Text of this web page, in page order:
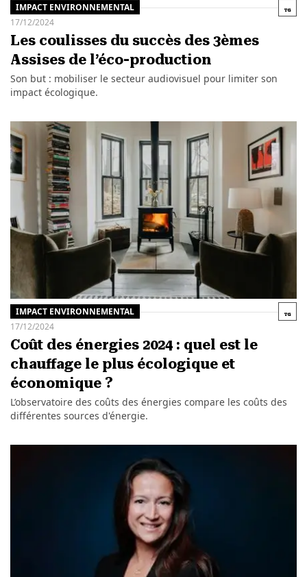
IMPACT ENVIRONNEMENTAL
17/12/2024
Les coulisses du succès des 3èmes
Assises de l’éco-production
Son but : mobiliser le secteur audiovisuel pour limiter son
impact écologique.
IMPACT ENVIRONNEMENTAL
17/12/2024
Coût des énergies 2024 : quel est le
chauffage le plus écologique et
économique ?
L’observatoire des coûts des énergies compare les coûts des
différentes sources d'énergie.